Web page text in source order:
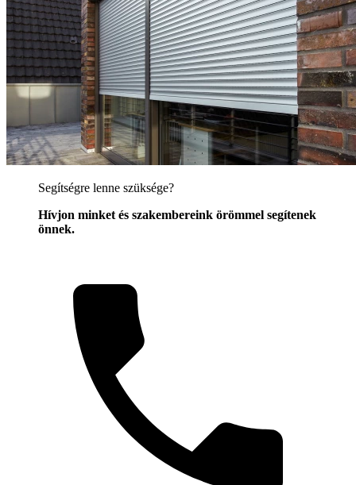
Segítségre lenne szüksége?
Hívjon minket és szakembereink örömmel segítenek
önnek.